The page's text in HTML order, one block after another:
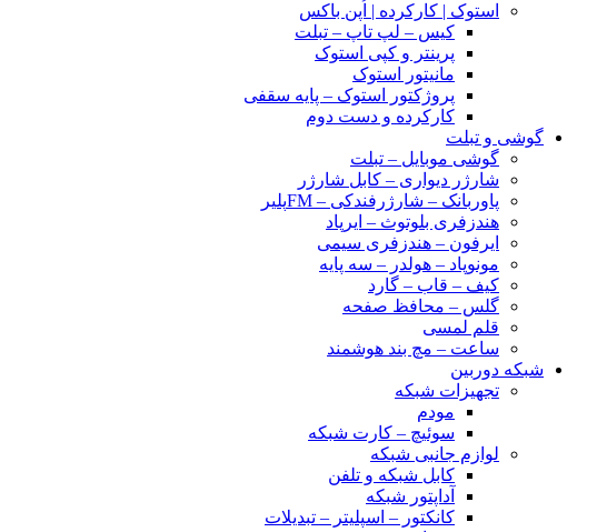
استوک | کارکرده | اُپن باکس
کیس – لپ تاپ – تبلت
پرینتر و کپی استوک
مانیتور استوک
پروژکتور استوک – پایه سقفی
کارکرده و دست دوم
گوشی و تبلت
گوشی موبایل – تبلت
شارژر دیواری – کابل شارژر
پاوربانک – شارژرفندکی – FMپلیر
هندزفری بلوتوث – ایرپاد
ایرفون – هندزفری سیمی
مونوپاد – هولدر – سه پایه
کیف – قاب – گارد
گلس – محافظ صفحه
قلم لمسی
ساعت – مچ بند هوشمند
شبکه دوربین
تجهیزات شبکه
مودم
سوئیچ – کارت شبکه
لوازم جانبی شبکه
کابل شبکه و تلفن
آداپتور شبکه
کانکتور – اسپلیتر – تبدیلات